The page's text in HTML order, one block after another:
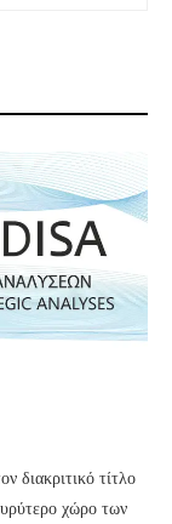
διακριτικό τίτλο
χώρο των